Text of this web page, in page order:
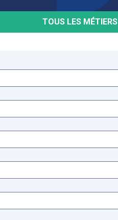
TOUS LES MÉTIERS